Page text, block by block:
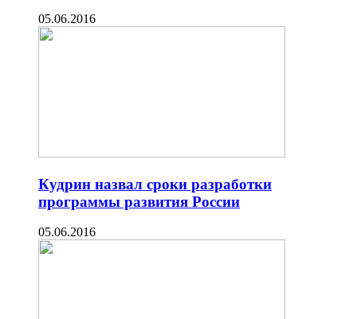
05.06.2016
Кудрин назвал сроки разработки
программы развития России
05.06.2016